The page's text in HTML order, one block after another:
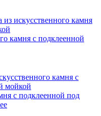
камня с подклеенной
с подклеенной под